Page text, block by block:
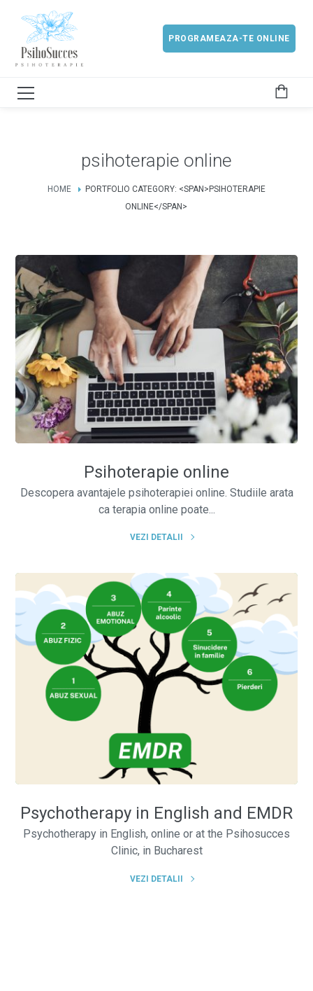
PROGRAMEAZA-TE ONLINE
psihoterapie online
HOME
PORTFOLIO CATEGORY: <SPAN>PSIHOTERAPIE
ONLINE</SPAN>
Psihoterapie online
Descopera avantajele psihoterapiei online. Studiile arata
ca terapia online poate...
VEZI DETALII
Psychotherapy in English and EMDR
Psychotherapy in English, online or at the Psihosucces
Clinic, in Bucharest
VEZI DETALII